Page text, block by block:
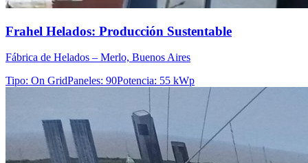
Frahel Helados: Producción Sustentable
Fábrica de Helados – Merlo, Buenos Aires
Tipo: On GridPaneles: 90Potencia: 55 kWp